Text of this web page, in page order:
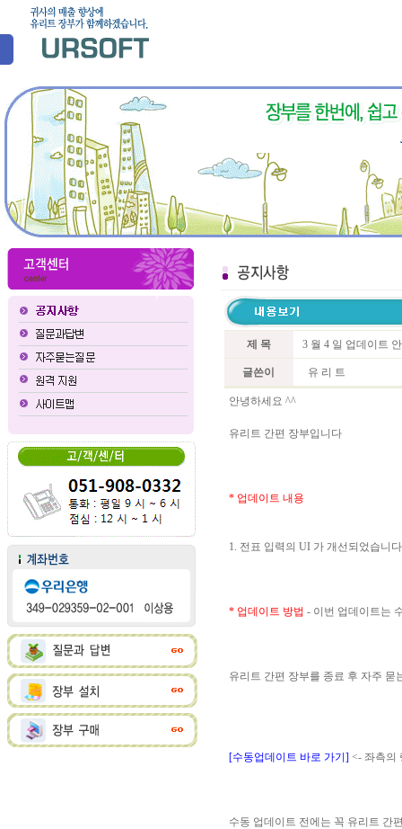
제 목 3 월 4 일 업데이트
글쓴이 유 리 트
안녕하세요 ^^
유리트 간편 장부입니다
* 업데이트 내용
1. 전표 입력의 UI 가 개선되었습니
* 업데이트 방법 - 이번 업데이트는
유리트 간편 장부를 종료 후 자주
[수동업데이트 바로 가기] <- 좌측의
수동 업데이트 전에는 꼭 유리트 간